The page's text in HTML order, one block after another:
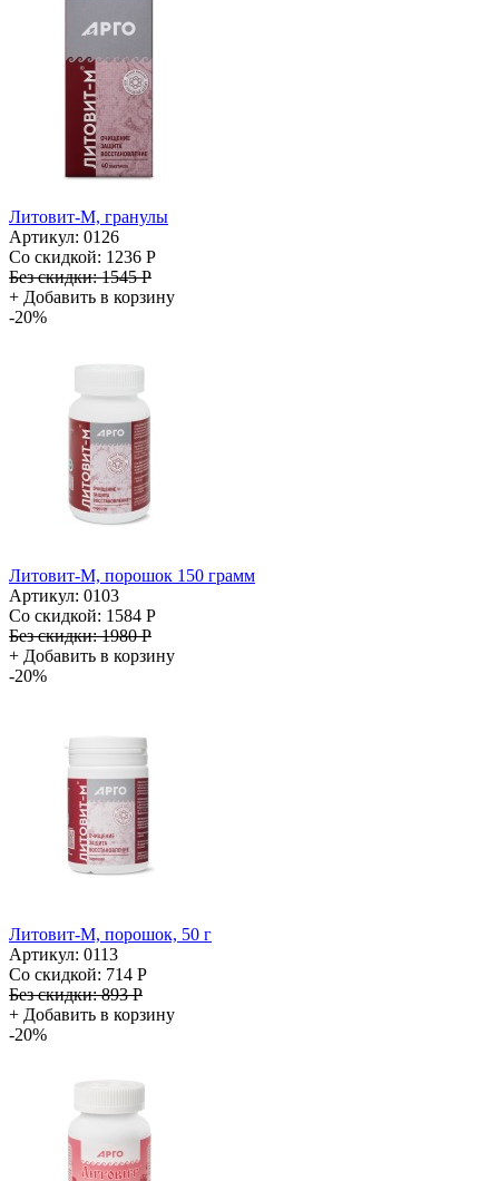
Литовит-М, гранулы
Артикул: 0126
Со скидкой: 1236 Р
Без скидки:1545 Р
+ Добавить в корзину
-20%
Литовит-М, порошок 150 грамм
Артикул: 0103
Со скидкой: 1584 Р
Без скидки:1980 Р
+ Добавить в корзину
-20%
Литовит-М, порошок, 50 г
Артикул: 0113
Со скидкой: 714 Р
Без скидки:893 Р
+ Добавить в корзину
-20%